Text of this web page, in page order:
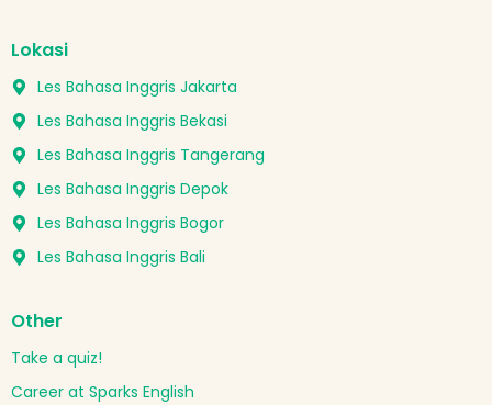
Lokasi
Les Bahasa Inggris Jakarta
Les Bahasa Inggris Bekasi
Les Bahasa Inggris Tangerang
Les Bahasa Inggris Depok
Les Bahasa Inggris Bogor
Les Bahasa Inggris Bali
Other
Take a quiz!
Career at Sparks English